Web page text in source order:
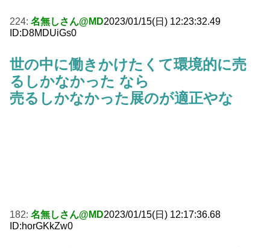
224: 名無しさん@MD2023/01/15(日) 12:23:32.49
ID:D8MDUiGs0
世の中に働きかけたくて環境的に売
るしかなかった なら
売るしかなかった展のが適正やな
182: 名無しさん@MD2023/01/15(日) 12:17:36.68
ID:horGKkZw0